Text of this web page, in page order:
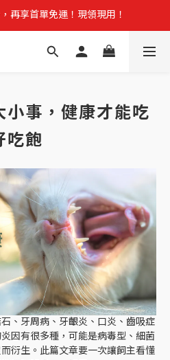
未使用問題油品，點我看詳情 →
再享首單免運！現領現用！
，優惠不錯過！
小事，健康才能吃
吃飽
、牙周病、牙齦炎、口炎、齒吸症
因有很多種，可能是病毒型、細菌
衍生。此篇文章要一次讓飼主看懂